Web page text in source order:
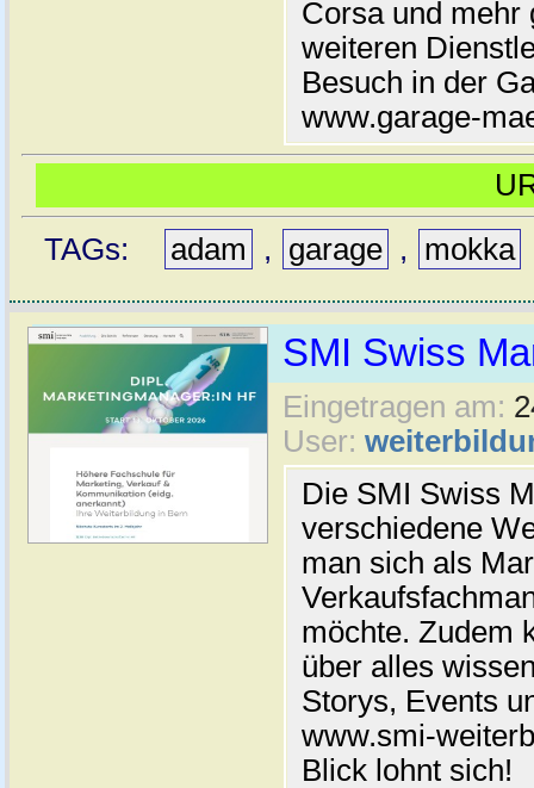
Corsa und mehr
weiteren
Besuch in der
www.garage-
TAGs:
adam , garage , mokka
SMI Swiss
Eingetragen am:
User:
Die SMI Swiss
verschiedene
man sich als
möchte. Zudem
über alles
Storys, Events
www.smi-
Blick lohnt sich!